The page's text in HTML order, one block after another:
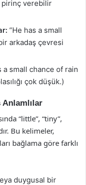
pirinç verebilir
“He has a small
arkadaş çevresi
a small chance of rain
çok düşük.)
“little”, “tiny”,
Bu kelimeler,
bağlama göre farklı
duygusal bir